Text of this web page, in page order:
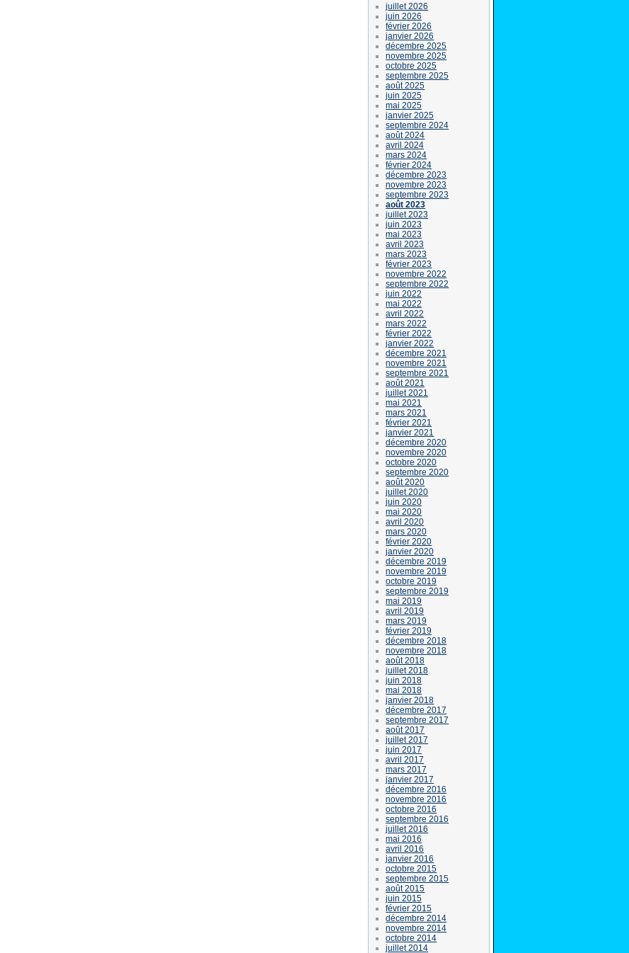
juillet 2026
juin 2026
février 2026
janvier 2026
décembre 2025
novembre 2025
octobre 2025
septembre 2025
août 2025
juin 2025
mai 2025
janvier 2025
septembre 2024
août 2024
avril 2024
mars 2024
février 2024
décembre 2023
novembre 2023
septembre 2023
août 2023
juillet 2023
juin 2023
mai 2023
avril 2023
mars 2023
février 2023
novembre 2022
septembre 2022
juin 2022
mai 2022
avril 2022
mars 2022
février 2022
janvier 2022
décembre 2021
novembre 2021
septembre 2021
août 2021
juillet 2021
mai 2021
mars 2021
février 2021
janvier 2021
décembre 2020
novembre 2020
octobre 2020
septembre 2020
août 2020
juillet 2020
juin 2020
mai 2020
avril 2020
mars 2020
février 2020
janvier 2020
décembre 2019
novembre 2019
octobre 2019
septembre 2019
mai 2019
avril 2019
mars 2019
février 2019
décembre 2018
novembre 2018
août 2018
juillet 2018
juin 2018
mai 2018
janvier 2018
décembre 2017
septembre 2017
août 2017
juillet 2017
juin 2017
avril 2017
mars 2017
janvier 2017
décembre 2016
novembre 2016
octobre 2016
septembre 2016
juillet 2016
mai 2016
avril 2016
janvier 2016
octobre 2015
septembre 2015
août 2015
juin 2015
février 2015
décembre 2014
novembre 2014
octobre 2014
juillet 2014